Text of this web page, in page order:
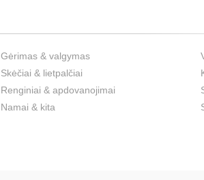
Gėrimas & valgymas
Skėčiai & lietpalčiai
Renginiai & apdovanojimai
Namai & kita